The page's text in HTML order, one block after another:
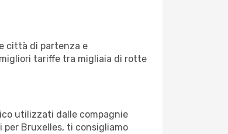
città di partenza e
tariffe tra migliaia di rotte
utilizzati dalle compagnie
per Bruxelles, ti consigliamo